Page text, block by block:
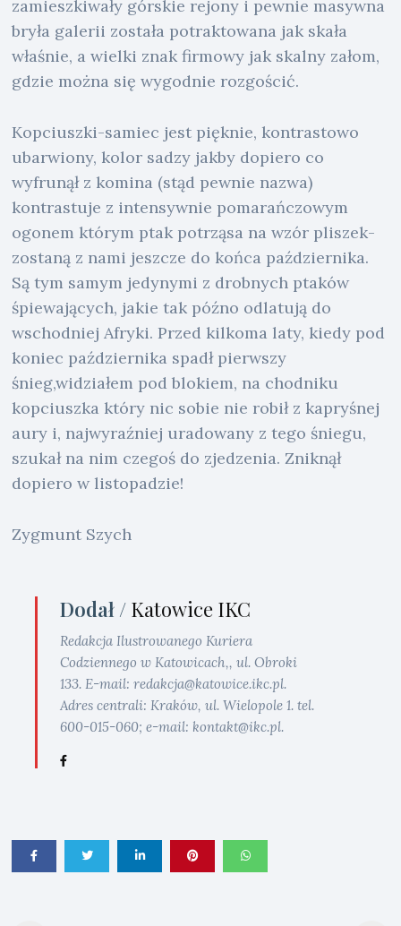
zamieszkiwały górskie rejony i pewnie masywna
bryła galerii została potraktowana jak skała
właśnie, a wielki znak firmowy jak skalny załom,
gdzie można się wygodnie rozgościć.
Kopciuszki-samiec jest pięknie, kontrastowo
ubarwiony, kolor sadzy jakby dopiero co
wyfrunął z komina (stąd pewnie nazwa)
kontrastuje z intensywnie pomarańczowym
ogonem którym ptak potrząsa na wzór pliszek-
zostaną z nami jeszcze do końca października.
Są tym samym jedynymi z drobnych ptaków
śpiewających, jakie tak późno odlatują do
wschodniej Afryki. Przed kilkoma laty, kiedy pod
koniec października spadł pierwszy
śnieg,widziałem pod blokiem, na chodniku
kopciuszka który nic sobie nie robił z kapryśnej
aury i, najwyraźniej uradowany z tego śniegu,
szukał na nim czegoś do zjedzenia. Zniknął
dopiero w listopadzie!
Zygmunt Szych
Dodał / Katowice IKC
Redakcja Ilustrowanego Kuriera
Codziennego w Katowicach,, ul. Obroki
133. E-mail: redakcja@katowice.ikc.pl.
Adres centrali: Kraków, ul. Wielopole 1. tel.
600-015-060; e-mail: kontakt@ikc.pl.